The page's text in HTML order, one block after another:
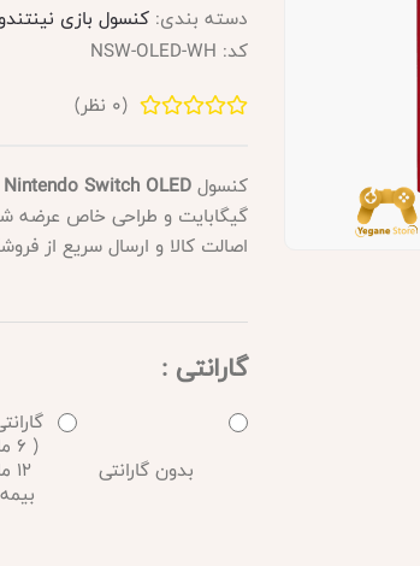
دسته بندی: کنسول بازی نینتندو Nintendo
کد: NSW-OLED-WH
(
0 نظر)
کنسولNintendo Switch OLED سفید
گیگابایت و طراحی خاص عرضه
اصالت کالا و ارسال سریع از
گارانتی :
بدون گارانتی
(